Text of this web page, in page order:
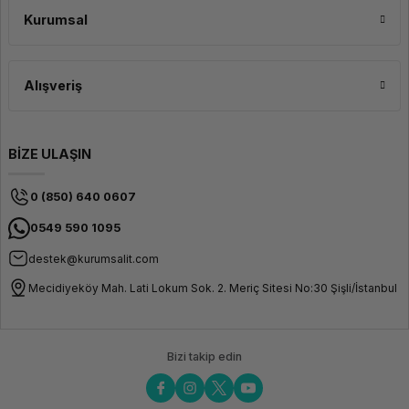
Kurumsal
Alışveriş
BİZE ULAŞIN
0 (850) 640 0607
0549 590 1095
destek@kurumsalit.com
Mecidiyeköy Mah. Lati Lokum Sok. 2. Meriç Sitesi No:30 Şişli/İstanbul
Bizi takip edin